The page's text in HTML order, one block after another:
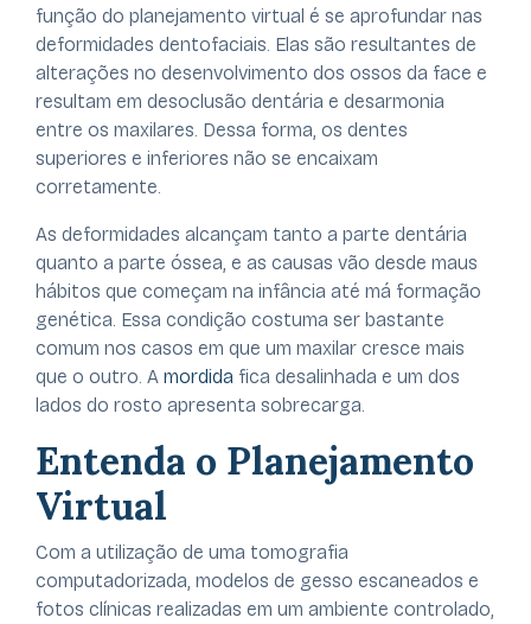
função do planejamento virtual é se aprofundar nas
deformidades dentofaciais. Elas são resultantes de
alterações no desenvolvimento dos ossos da face e
resultam em desoclusão dentária e desarmonia
entre os maxilares. Dessa forma, os dentes
superiores e inferiores não se encaixam
corretamente.
As deformidades alcançam tanto a parte dentária
quanto a parte óssea, e as causas vão desde maus
hábitos que começam na infância até má formação
genética. Essa condição costuma ser bastante
comum nos casos em que um maxilar cresce mais
que o outro. A mordida fica desalinhada e um dos
lados do rosto apresenta sobrecarga.
Entenda o Planejamento
Virtual
Com a utilização de uma tomografia
computadorizada, modelos de gesso escaneados e
fotos clínicas realizadas em um ambiente controlado,